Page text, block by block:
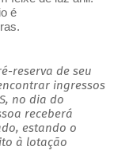
é
reserva de seu
ingressos
no dia do
receberá
estando o
à lotação